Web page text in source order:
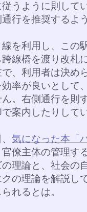
従うように則して
通行を推奨するよ
を利用し、この
跨線橋を渡り改札
、利用者は決め
効率が良いとして
ん。右側通行を則
で案内したりして
気になった本「
官僚主体の管理す
の理論と、社会の
の理論を解説し
れるとは。